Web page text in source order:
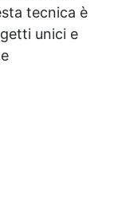
tecnica è
unici e